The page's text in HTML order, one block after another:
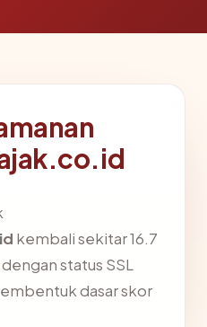
kembali sekitar 16.7
status SSL
dasar skor